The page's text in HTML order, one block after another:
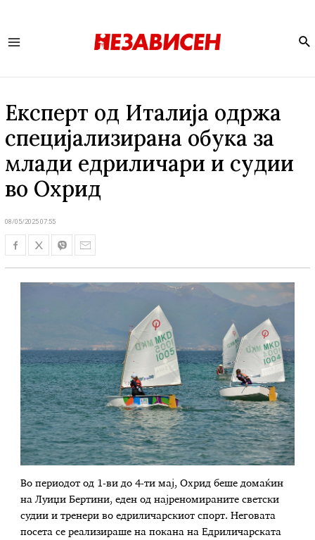
Експерт од Италија одржа
специјализирана обука за
млади едриличари и судии
во Охрид
08/05/2025 07:55
Во периодот од 1-ви до 4-ти мај, Охрид беше домаќин
на Луиџи Бертини, еден од најреномираните светски
судии и тренери во едриличарскиот спорт. Неговата
посета се реализираше на покана на Едриличарската